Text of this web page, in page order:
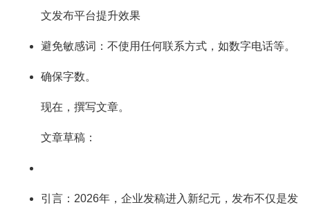
文发布平台提升效果
避免敏感词：不使用任何联系方式，如数字电话等。
确保字数。
现在，撰写文章。
文章草稿：
引言：2026年，企业发稿进入新纪元，发布不仅是发